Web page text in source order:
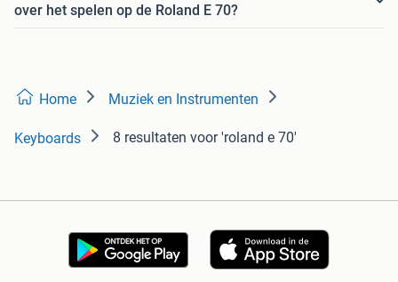
over het spelen op de Roland E 70?
Home Muziek en Instrumenten
Keyboards 8 resultaten voor 'roland e 70'